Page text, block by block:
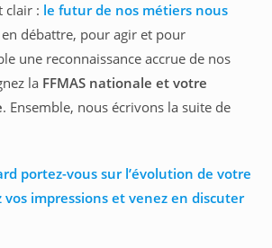
clair : le futur de nos métiers nous
débattre, pour agir et pour
une reconnaissance accrue de nos
la FFMAS nationale et votre
. Ensemble, nous écrivons la suite de
portez-vous sur l’évolution de votre
vos impressions et venez en discuter